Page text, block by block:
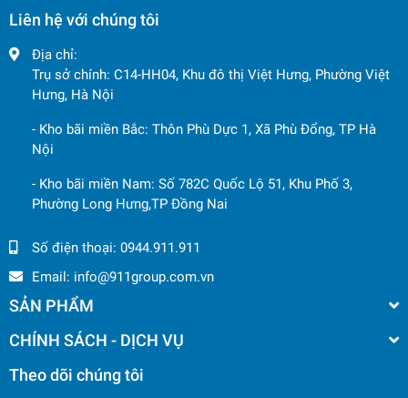
Liên hệ với chúng tôi
Địa chỉ:
Trụ sở chính: C14-HH04, Khu đô thị Việt Hưng, Phường Việt
Hưng, Hà Nội
- Kho bãi miền Bắc: Thôn Phù Dực 1, Xã Phù Đổng, TP Hà
Nội
- Kho bãi miền Nam: Số 782C Quốc Lộ 51, Khu Phố 3,
Phường Long Hưng,TP Đồng Nai
Số điện thoại: 0944.911.911
Email: info@911group.com.vn
SẢN PHẨM
CHÍNH SÁCH - DỊCH VỤ
Theo dõi chúng tôi